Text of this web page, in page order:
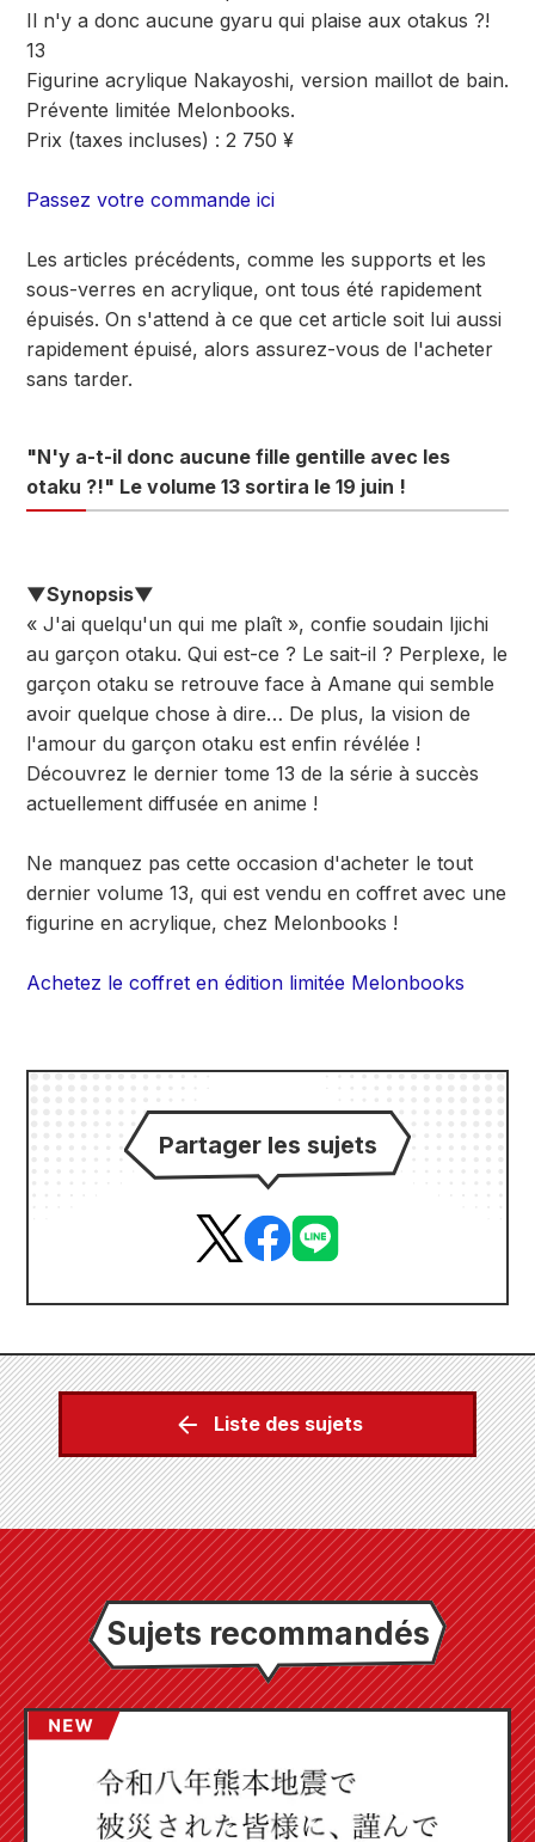
Il n'y a donc aucune gyaru qui plaise aux otakus ?!
13
Figurine acrylique Nakayoshi, version maillot de bain.
Prévente limitée Melonbooks.
Prix (taxes incluses) : 2 750 ¥
Passez votre commande ici
Les articles précédents, comme les supports et les
sous-verres en acrylique, ont tous été rapidement
épuisés. On s'attend à ce que cet article soit lui aussi
rapidement épuisé, alors assurez-vous de l'acheter
sans tarder.
"N'y a-t-il donc aucune fille gentille avec les
otaku ?!" Le volume 13 sortira le 19 juin !
▼Synopsis▼
« J'ai quelqu'un qui me plaît », confie soudain Ijichi
au garçon otaku. Qui est-ce ? Le sait-il ? Perplexe, le
garçon otaku se retrouve face à Amane qui semble
avoir quelque chose à dire… De plus, la vision de
l'amour du garçon otaku est enfin révélée !
Découvrez le dernier tome 13 de la série à succès
actuellement diffusée en anime !
Ne manquez pas cette occasion d'acheter le tout
dernier volume 13, qui est vendu en coffret avec une
figurine en acrylique, chez Melonbooks !
Achetez le coffret en édition limitée Melonbooks
Partager les sujets
Liste des sujets
Sujets recommandés